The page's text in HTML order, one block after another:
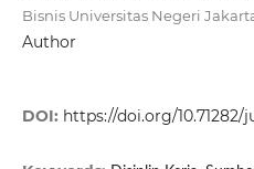
Bisnis Universitas Negeri
Author
DOI: https://doi.org/10.71282/